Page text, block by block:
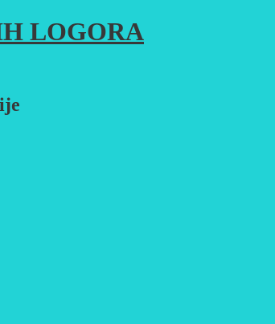
LOGORA